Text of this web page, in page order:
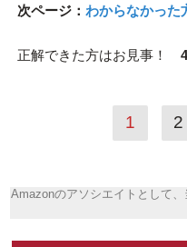
次ページ： わからなかった
正解できた方はお見事！
1 2
Amazonのアソシエイトとして